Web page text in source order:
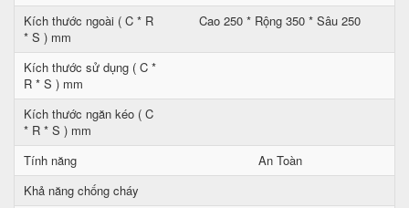
Kích thước ngoài ( C * R
* S ) mm
Cao 250 * Rộng 350 * Sâu 250
Kích thước sử dụng ( C *
R * S ) mm
Kích thước ngăn kéo ( C
* R * S ) mm
Tính năng
An Toàn
Khả năng chống cháy